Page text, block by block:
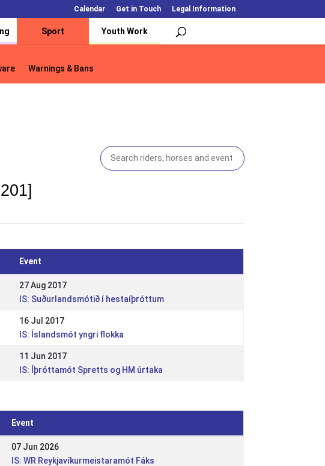
Calendar Get in Touch Legal Information
Sport Youth Work
Warnings & Bans
Warnings & Bans
Event
27 Aug 2017
IS: Suðurlandsmótið í hestaíþróttum
16 Jul 2017
IS: Íslandsmót yngri flokka
11 Jun 2017
IS: Íþróttamót Spretts og HM úrtaka
Event
07 Jun 2026
IS: WR Reykjavíkurmeistaramót Fáks